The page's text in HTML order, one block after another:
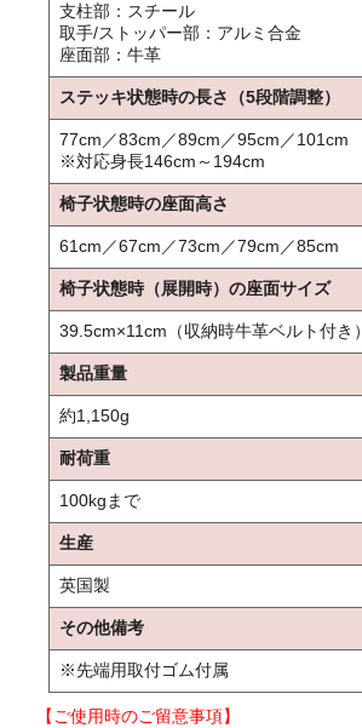
支柱部：スチール
取手/ストッパー部：アルミ合金
座面部：牛革
ステッキ状態時の長さ（5段階調整）
77cm／83cm／89cm／95cm／101cm
※対応身長146cm～194cm
椅子状態時の座面高さ
61cm／67cm／73cm／79cm／85cm
椅子状態時（展開時）の座面サイズ
39.5cm×11cm（収納時牛革ベルト付き）
製品重量
約1,150g
耐荷重
100kgまで
生産
英国製
その他備考
※先端用取付ゴム付属
【ご使用時のご留意事項】